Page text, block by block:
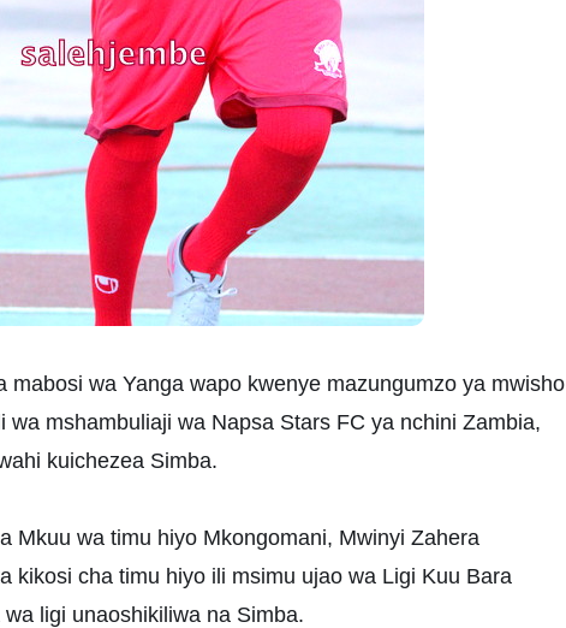
mabosi wa Yanga wapo kwenye mazungumzo ya mwisho
wa mshambuliaji wa Napsa Stars FC ya nchini Zambia,
kuichezea Simba.
Mkuu wa timu hiyo Mkongomani, Mwinyi Zahera
kikosi cha timu hiyo ili msimu ujao wa Ligi Kuu Bara
ligi unaoshikiliwa na Simba.